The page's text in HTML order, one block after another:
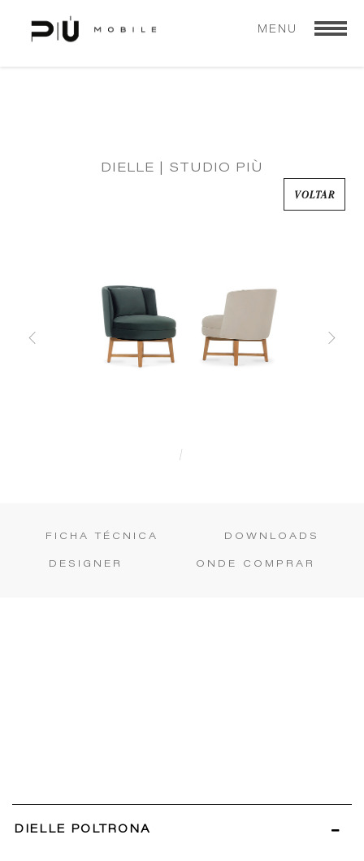
MENU
DIELLE | STUDIO PIÙ
VOLTAR
|
FICHA TÉCNICA DOWNLOADS
DESIGNER ONDE COMPRAR
DIELLE POLTRONA